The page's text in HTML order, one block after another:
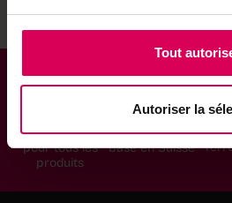
Tout
Autoriser la
sécurisé
pour tous les
produits
Service
client
basé en Suisse